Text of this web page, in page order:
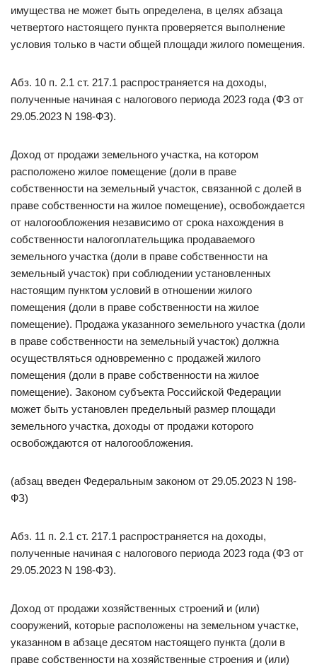
имущества не может быть определена, в целях абзаца
четвертого настоящего пункта проверяется выполнение
условия только в части общей площади жилого помещения.
Абз. 10 п. 2.1 ст. 217.1 распространяется на доходы,
полученные начиная с налогового периода 2023 года (ФЗ от
29.05.2023 N 198-ФЗ).
Доход от продажи земельного участка, на котором
расположено жилое помещение (доли в праве
собственности на земельный участок, связанной с долей в
праве собственности на жилое помещение), освобождается
от налогообложения независимо от срока нахождения в
собственности налогоплательщика продаваемого
земельного участка (доли в праве собственности на
земельный участок) при соблюдении установленных
настоящим пунктом условий в отношении жилого
помещения (доли в праве собственности на жилое
помещение). Продажа указанного земельного участка (доли
в праве собственности на земельный участок) должна
осуществляться одновременно с продажей жилого
помещения (доли в праве собственности на жилое
помещение). Законом субъекта Российской Федерации
может быть установлен предельный размер площади
земельного участка, доходы от продажи которого
освобождаются от налогообложения.
(абзац введен Федеральным законом от 29.05.2023 N 198-
ФЗ)
Абз. 11 п. 2.1 ст. 217.1 распространяется на доходы,
полученные начиная с налогового периода 2023 года (ФЗ от
29.05.2023 N 198-ФЗ).
Доход от продажи хозяйственных строений и (или)
сооружений, которые расположены на земельном участке,
указанном в абзаце десятом настоящего пункта (доли в
праве собственности на хозяйственные строения и (или)